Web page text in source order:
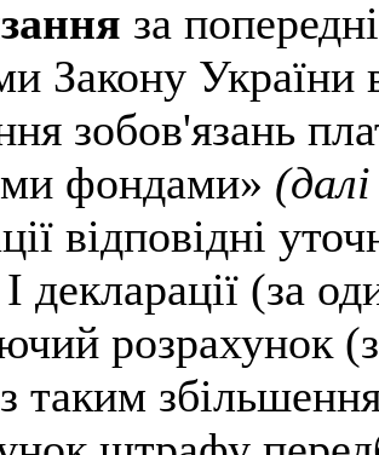
за
Закону України
зобов'язань
фондами»
відповідні
декларації (за
розрахунок
з таким